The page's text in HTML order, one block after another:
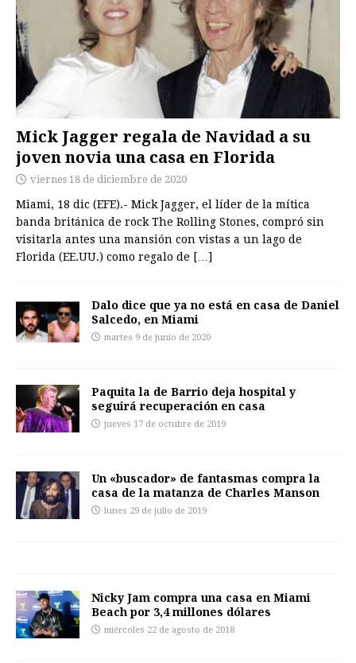
Mick Jagger regala de Navidad a su
joven novia una casa en Florida
viernes 18 de diciembre de 2020
Miami, 18 dic (EFE).- Mick Jagger, el líder de la mítica
banda británica de rock The Rolling Stones, compró sin
visitarla antes una mansión con vistas a un lago de
Florida (EE.UU.) como regalo de […]
Dalo dice que ya no está en casa de Daniel
Salcedo, en Miami
martes 9 de junio de 2020
Paquita la de Barrio deja hospital y
seguirá recuperación en casa
jueves 17 de octubre de 2019
Un «buscador» de fantasmas compra la
casa de la matanza de Charles Manson
lunes 29 de julio de 2019
Nicky Jam compra una casa en Miami
Beach por 3,4 millones dólares
miércoles 22 de agosto de 2018